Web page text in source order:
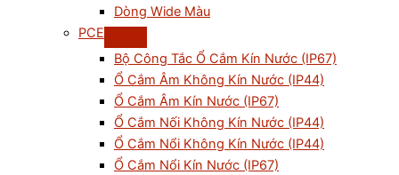
Dòng Wide Màu
PCE
Bộ Công Tắc Ổ Cắm Kín Nước (IP67)
Ổ Cắm Âm Không Kín Nước (IP44)
Ổ Cắm Âm Kín Nước (IP67)
Ổ Cắm Nối Không Kín Nước (IP44)
Ổ Cắm Nổi Không Kín Nước (IP44)
Ổ Cắm Nổi Kín Nước (IP67)